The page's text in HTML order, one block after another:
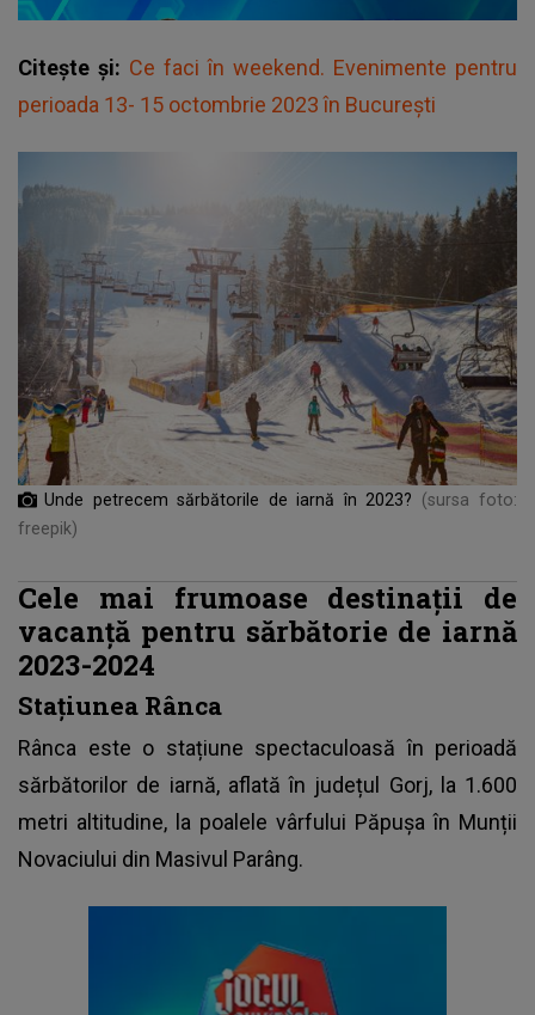
Citește și: Ce faci în weekend. Evenimente pentru
perioada 13- 15 octombrie 2023 în București
Unde petrecem sărbătorile de iarnă în 2023?
(sursa foto:
freepik)
Cele mai frumoase destinații de
vacanță pentru sărbătorie de iarnă
2023-2024
Stațiunea Rânca
Rânca este o stațiune spectaculoasă în perioadă
sărbătorilor de iarnă, aflată în județul Gorj, la 1.600
metri altitudine, la poalele vârfului Păpușa în Munții
Novaciului din Masivul Parâng.